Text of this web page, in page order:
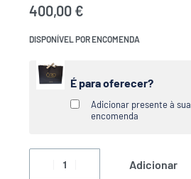
400,00 €
DISPONÍVEL POR ENCOMENDA
É para oferecer?
Adicionar presente à sua
encomenda
Adicionar